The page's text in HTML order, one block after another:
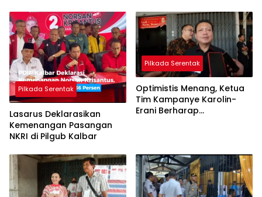
Pilkada Serentak
Lasarus Deklarasikan
Kemenangan Pasangan
NKRI di Pilgub Kalbar
Pilkada Serentak
Optimistis Menang, Ketua
Tim Kampanye Karolin-
Erani Berharap